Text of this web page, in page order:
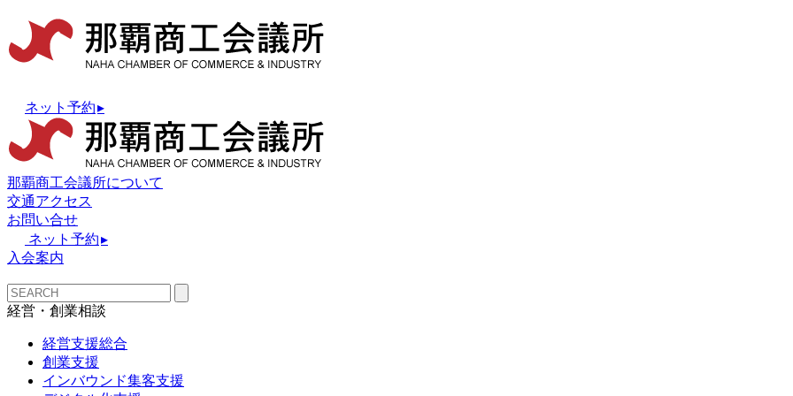
ネット予約▸
那覇商工会議所について
交通アクセス
お問い合せ
ネット予約▸
入会案内
経営・創業相談
経営支援総合
創業支援
インバウンド集客支援